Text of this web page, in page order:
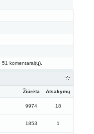
51 komentarai(ų).
Žiūrėta Atsakymų
9974 18
1853 1